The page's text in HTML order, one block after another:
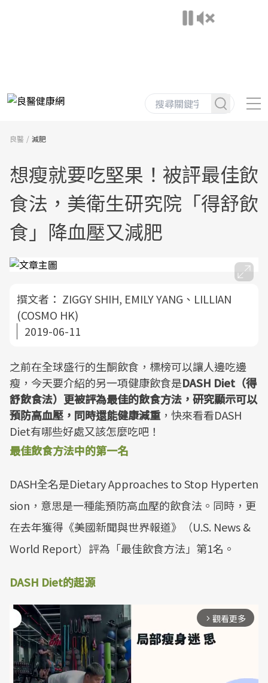
良醫 減肥
想瘦就要吃堅果！被評最佳飲
食法，美衛生研究院「得舒飲
食」降血壓又減肥
撰文者： ZIGGY SHIH, EMILY YANG、LILLIAN
(COSMO HK)
2019-06-11
之前在全球盛行的生酮飲食，標榜可以讓人邊吃邊
瘦，今天要介紹的另一項健康飲食是DASH Diet（得
舒飲食法）更被評為最佳的飲食方法，研究顯示可以
預防高血壓，同時還能健康減重 ，快來看看DASH
Diet有哪些好處又該怎麼吃吧！
最佳飲食方法中的第一名
DASH全名是Dietary Approaches to Stop Hyperten
sion，意思是一種能預防高血壓的飲食法。同時，更
在去年獲得《美國新聞與世界報道》（U.S. News &
World Report）評為「最佳飲食方法」第1名。
DASH Diet的起源
arrow_forward_ios 觀看更多